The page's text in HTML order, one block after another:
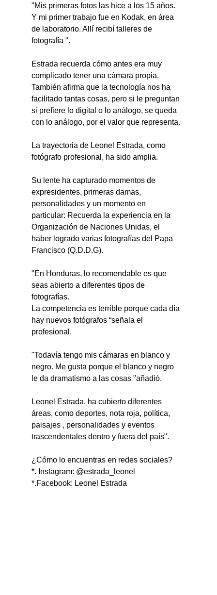
"Mis primeras fotos las hice a los 15 años.
Y mi primer trabajo fue en Kodak, en área
de laboratorio. Allí recibí talleres de
fotografía ".
Estrada recuerda cómo antes era muy
complicado tener una cámara propia.
También afirma que la tecnología nos ha
facilitado tantas cosas, pero si le preguntan
si prefiere lo digital o lo análogo, se queda
con lo análogo, por el valor que representa.
La trayectoria de Leonel Estrada, como
fotógrafo profesional, ha sido amplia.
Su lente ha capturado momentos de
expresidentes, primeras damas,
personalidades y un momento en
particular: Recuerda la experiencia en la
Organización de Naciones Unidas, el
haber logrado varias fotografías del Papa
Francisco (Q.D.D.G).
"En Honduras, lo recomendable es que
seas abierto a diferentes tipos de
fotografías.
La competencia es terrible porque cada día
hay nuevos fotógrafos “señala el
profesional.
"Todavía tengo mis cámaras en blanco y
negro. Me gusta porque el blanco y negro
le da dramatismo a las cosas "añadió.
Leonel Estrada, ha cubierto diferentes
áreas, como deportes, nota roja, política,
paisajes , personalidades y eventos
trascendentales dentro y fuera del país".
¿Cómo lo encuentras en redes sociales?
*. Instagram: @estrada_leonel
*.Facebook: Leonel Estrada